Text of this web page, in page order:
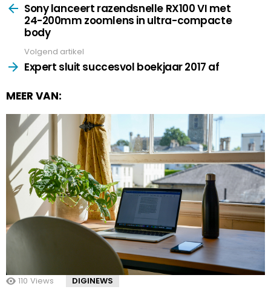
moreSony lanceert razendsnelle RX100 VI met
24-200mm zoomlens in ultra-compacte
body
Volgend artikel
Expert sluit succesvol boekjaar 2017 af
MEER VAN:
110 Views DIGINEWS